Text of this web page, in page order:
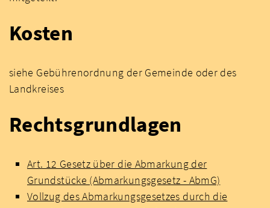
Kosten
siehe Gebührenordnung der Gemeinde oder des
Landkreises
Rechtsgrundlagen
Art. 12 Gesetz über die Abmarkung der
Grundstücke (Abmarkungsgesetz - AbmG)
Vollzug des Abmarkungsgesetzes durch die